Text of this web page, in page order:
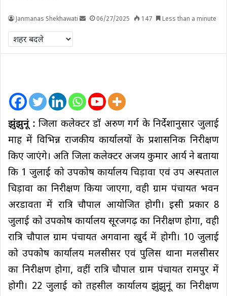
Janmanas Shekhawati 06/27/2025 147 Less than a minute
झुंझुनूं : जिला कलेक्टर डॉ अरुण गर्ग के निर्देशानुसार जुलाई
माह में विभिन्न राजकीय कार्यालयों के प्रशासनिक निरीक्षण
किए जाएंगे। अति जिला कलेक्टर अजय कुमार आर्य ने बताया
कि 1 जुलाई को उपकोष कार्यालय चिड़ावा एवं उप अस्पताल
चिड़ावा का निरीक्षण किया जाएगा, वही ग्राम पंचायत भवन
अरडावता में रात्रि चौपाल आयोजित होगी। इसी प्रकार 8
जुलाई को उपकोष कार्यालय सूरजगढ़ का निरीक्षण होगा, वही
रात्रि चौपाल ग्राम पंचायत अगवाना खुर्द में होगी। 10 जुलाई
को उपकोष कार्यालय मलसीसर एवं पुलिस थाना मलसीसर
का निरीक्षण होगा, वहीं रात्रि चौपाल ग्राम पंचायत रामपुर में
होगी। 22 जुलाई को तहसील कार्यालय झुंझुनूं का निरीक्षण